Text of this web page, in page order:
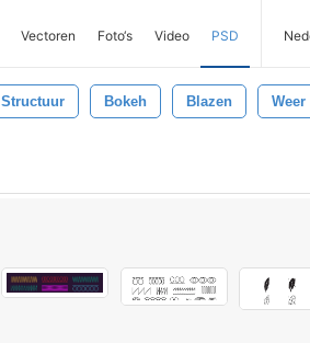
Vectoren Foto‘s Video PSD
Structuur Bokeh Blazen Weer